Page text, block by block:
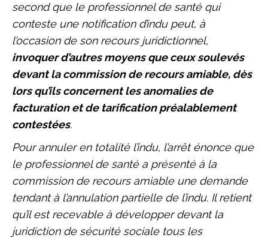
second que le professionnel de santé qui
conteste une notification d’indu peut, à
l’occasion de son recours juridictionnel,
invoquer d’autres moyens que ceux soulevés
devant la commission de recours amiable, dès
lors qu’ils concernent les anomalies de
facturation et de tarification préalablement
contestées.
Pour annuler en totalité l’indu, l’arrêt énonce que
le professionnel de santé a présenté à la
commission de recours amiable une demande
tendant à l’annulation partielle de l’indu. Il retient
qu’il est recevable à développer devant la
juridiction de sécurité sociale tous les